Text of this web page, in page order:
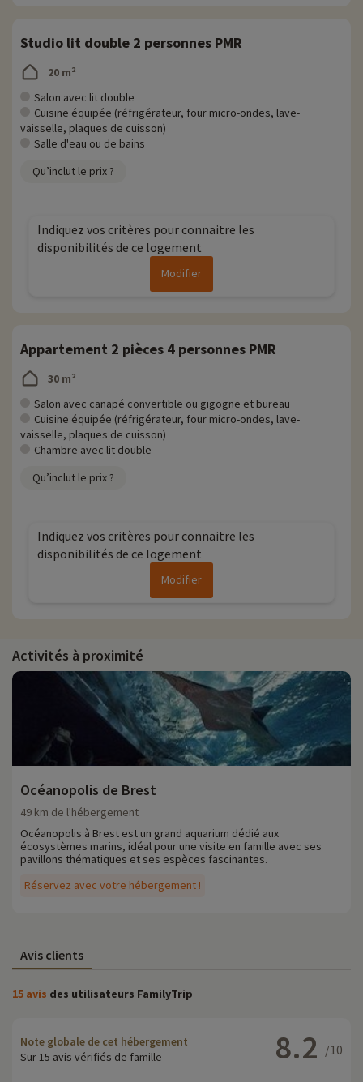
Studio lit double 2 personnes PMR
20 m²
Salon avec lit double
Cuisine équipée (réfrigérateur, four micro-ondes, lave-
vaisselle, plaques de cuisson)
Salle d'eau ou de bains
Qu’inclut le prix ?
Indiquez vos critères pour connaitre les
disponibilités de ce logement
Modifier
Appartement 2 pièces 4 personnes PMR
30 m²
Salon avec canapé convertible ou gigogne et bureau
Cuisine équipée (réfrigérateur, four micro-ondes, lave-
vaisselle, plaques de cuisson)
Chambre avec lit double
Qu’inclut le prix ?
Indiquez vos critères pour connaitre les
disponibilités de ce logement
Modifier
Activités à proximité
Océanopolis de Brest
Réservez avec votre hébergement !
49 km de l'hébergement
Océanopolis à Brest est un grand aquarium dédié aux
écosystèmes marins, idéal pour une visite en famille avec ses
pavillons thématiques et ses espèces fascinantes.
Avis clients
15 avis des utilisateurs FamilyTrip
Note globale de cet hébergement
Sur 15 avis vérifiés de famille
8.2 /10